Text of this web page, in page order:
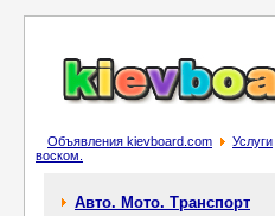
Объявления kievboard.com Услуги
воском.
Авто. Мото. Транспорт